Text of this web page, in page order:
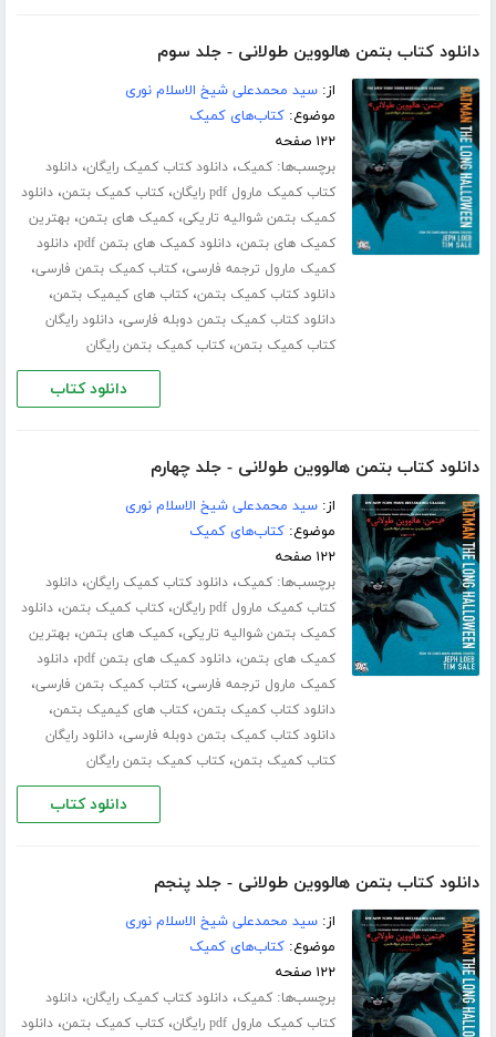
دانلود کتاب بتمن هالووین طولانی - جلد سوم
از:سید محمدعلی شیخ الاسلام نوری
موضوع:کتاب‌های کمیک
۱۲۲ صفحه
برچسب‌ها:کمیک،دانلود کتاب کمیک رایگان،دانلود
کتاب کمیک مارول pdf رایگان
،کتاب کمیک بتمن،دانلود
کمیک بتمن شوالیه تاریکی،کمیک های بتمن،بهترین
کمیک های بتمن،دانلود کمیک های بتمن pdf ،دانلود
کمیک مارول ترجمه فارسی،کتاب کمیک بتمن فارسی،
دانلود کتاب کمیک بتمن،کتاب های کیمیک بتمن،
دانلود کتاب کمیک بتمن دوبله فارسی،دانلود رایگان
کتاب کمیک بتمن،کتاب کمیک بتمن رایگان
دانلود کتاب
دانلود کتاب بتمن هالووین طولانی - جلد چهارم
از:سید محمدعلی شیخ الاسلام نوری
موضوع:کتاب‌های کمیک
۱۲۲ صفحه
برچسب‌ها:کمیک،دانلود کتاب کمیک رایگان،دانلود
کتاب کمیک مارول pdf رایگان
،کتاب کمیک بتمن،دانلود
کمیک بتمن شوالیه تاریکی،کمیک های بتمن،بهترین
کمیک های بتمن،دانلود کمیک های بتمن pdf ،دانلود
کمیک مارول ترجمه فارسی،کتاب کمیک بتمن فارسی،
دانلود کتاب کمیک بتمن،کتاب های کیمیک بتمن،
دانلود کتاب کمیک بتمن دوبله فارسی،دانلود رایگان
کتاب کمیک بتمن،کتاب کمیک بتمن رایگان
دانلود کتاب
دانلود کتاب بتمن هالووین طولانی - جلد پنجم
از:سید محمدعلی شیخ الاسلام نوری
موضوع:کتاب‌های کمیک
۱۲۲ صفحه
برچسب‌ها:کمیک،دانلود کتاب کمیک رایگان،دانلود
کتاب کمیک مارول pdf رایگان
،کتاب کمیک بتمن،دانلود